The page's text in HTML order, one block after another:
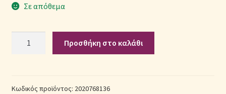
Σύνδεση
Σε απόθεμα
(Π:
Προσθήκη στο καλάθι
Κωδικός προϊόντος: 2020768136